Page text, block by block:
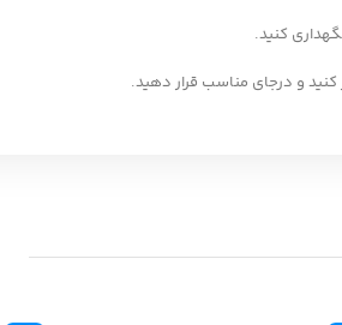
کنید.
و درجای مناسب قرار دهید.